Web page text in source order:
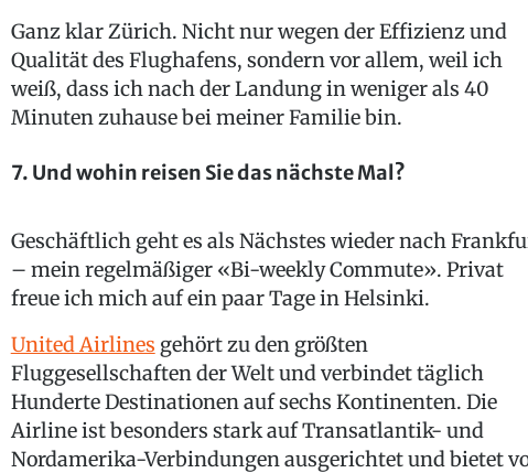
Ganz klar Zürich. Nicht nur wegen der Effizienz und
Qualität des Flughafens, sondern vor allem, weil ich
weiß, dass ich nach der Landung in weniger als 40
Minuten zuhause bei meiner Familie bin.
7. Und wohin reisen Sie das nächste Mal?
Geschäftlich geht es als Nächstes wieder nach
– mein regelmäßiger «Bi-weekly Commute». Privat
freue ich mich auf ein paar Tage in Helsinki.
United Airlines gehört zu den größten
Fluggesellschaften der Welt und verbindet täglich
Hunderte Destinationen auf sechs Kontinenten. Die
Airline ist besonders stark auf Transatlantik- und
Nordamerika-Verbindungen ausgerichtet und bietet